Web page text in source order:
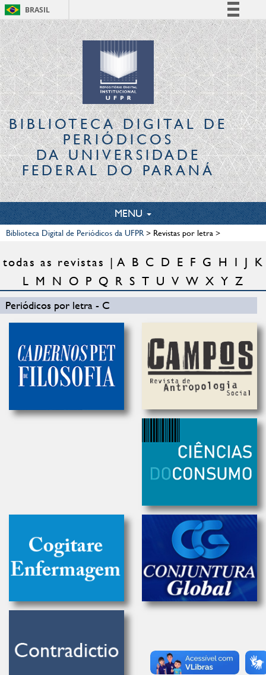
BRASIL
Simplifique!
Comunica BR
Participe
Acesso à informação
Legislação
Canais
BIBLIOTECA DIGITALDE
PERIÓDICOS
DA UNIVERSIDADE
FEDERAL DO PARANÁ
TOGGLE
NAVIGATION
MENU
Biblioteca Digital de Periódicos da UFPR> Revistas por letra>
todas as revistas A B C D E F G H I J K
L M N O P Q R S T U V W X Y Z
Periódicos por letra - C